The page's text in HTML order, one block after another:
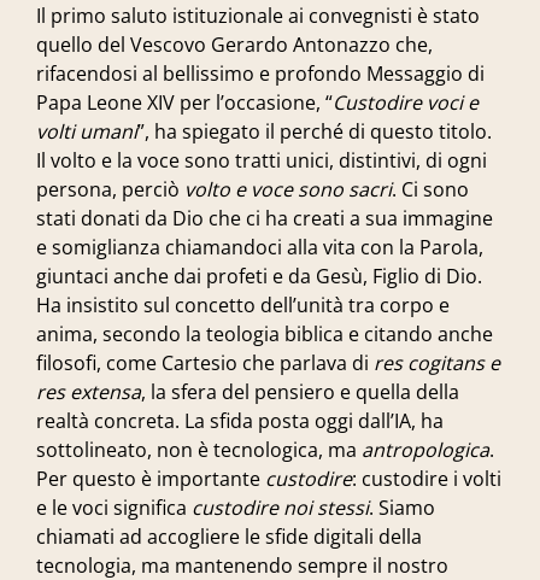
Il primo saluto istituzionale ai convegnisti è stato
quello del Vescovo Gerardo Antonazzo che,
rifacendosi al bellissimo e profondo Messaggio di
Papa Leone XIV per l’occasione, “Custodire voci e
volti umani”, ha spiegato il perché di questo titolo.
Il volto e la voce sono tratti unici, distintivi, di ogni
persona, perciò volto e voce sono sacri. Ci sono
stati donati da Dio che ci ha creati a sua immagine
e somiglianza chiamandoci alla vita con la Parola,
giuntaci anche dai profeti e da Gesù, Figlio di Dio.
Ha insistito sul concetto dell’unità tra corpo e
anima, secondo la teologia biblica e citando anche
filosofi, come Cartesio che parlava di res cogitans e
res extensa, la sfera del pensiero e quella della
realtà concreta. La sfida posta oggi dall’IA, ha
sottolineato, non è tecnologica, ma antropologica.
Per questo è importante custodire: custodire i volti
e le voci significa custodire noi stessi. Siamo
chiamati ad accogliere le sfide digitali della
tecnologia, ma mantenendo sempre il nostro